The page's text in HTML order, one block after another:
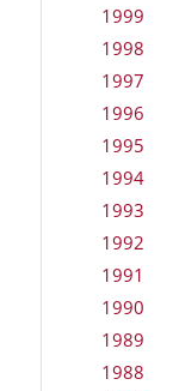
1999
1998
1997
1996
1995
1994
1993
1992
1991
1990
1989
1988